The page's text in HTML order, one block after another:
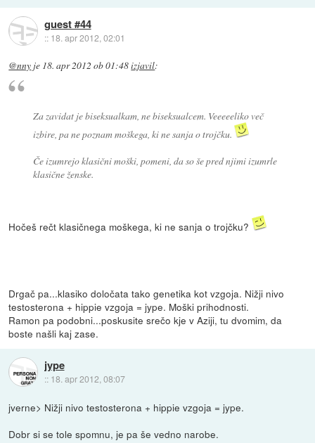
guest #44
:: 18. apr 2012, 02:01
@nny je 18. apr 2012 ob 01:48izjavil:
Za zavidat je biseksualkam, ne biseksualcem. Veeeeeliko več
izbire, pa ne poznam moškega, ki ne sanja o trojčku.
Če izumrejo klasični moški, pomeni, da so še pred njimi izumrle
klasične ženske.
Hočeš rečt klasičnega moškega, ki ne sanja o trojčku?
Drgač pa...klasiko določata tako genetika kot vzgoja. Nižji nivo
testosterona + hippie vzgoja = jype. Moški prihodnosti.
Ramon pa podobni...poskusite srečo kje v Aziji, tu dvomim, da
boste našli kaj zase.
jype
:: 18. apr 2012, 08:07
jverne> Nižji nivo testosterona + hippie vzgoja = jype.
Dobr si se tole spomnu, je pa še vedno narobe.